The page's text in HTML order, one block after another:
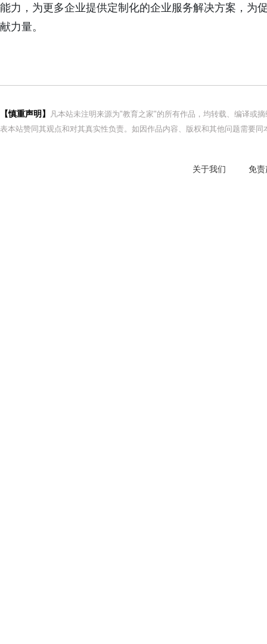
能力，为更多企业提供定制化的企业服务解决方案，为
献力量。
【慎重声明】
凡本站未注明来源为"教育之家"的所有作品，均转载、编译或
表本站赞同其观点和对其真实性负责。如因作品内容、版权和其他问题需要
关于我们 免责